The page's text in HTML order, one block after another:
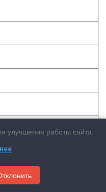
улучшения работы сайта.